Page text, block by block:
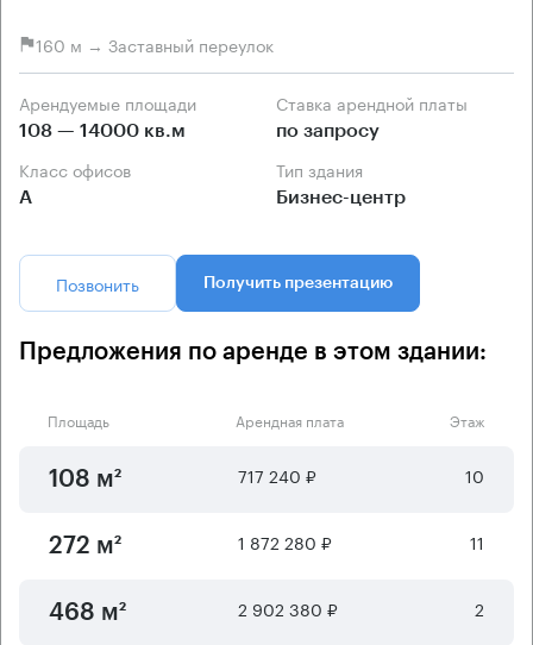
160 м → Заставный переулок
Арендуемые площади
108 — 14000 кв.м
Ставка арендной платы
по запросу
Класс офисов
А
Тип здания
Бизнес-центр
Позвонить Получить презентацию
Предложения по аренде в этом здании:
Площадь Арендная плата Этаж
108 м² 717 240 ₽ 10
272 м² 1 872 280 ₽ 11
468 м² 2 902 380 ₽ 2